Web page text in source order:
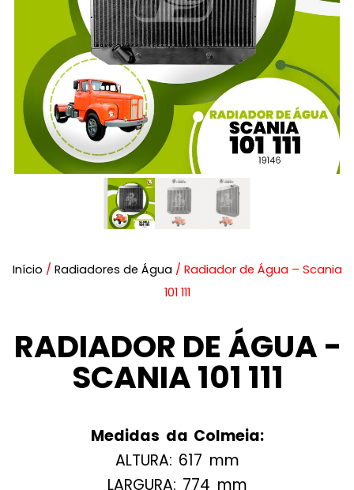
Início / Radiadores de Água / Radiador de Água – Scania
101 111
RADIADOR DE ÁGUA -
SCANIA 101 111
Medidas da Colmeia:
ALTURA: 617 mm
LARGURA: 774 mm